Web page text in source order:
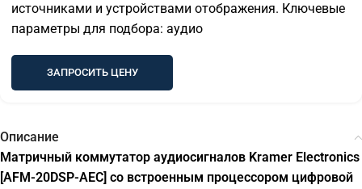
источниками и устройствами отображения. Ключевые
параметры для подбора: аудио
ЗАПРОСИТЬ ЦЕНУ
Описание
Матричный коммутатор аудиосигналов Kramer Electronics
[AFM-20DSP-AEC] со встроенным процессором цифровой